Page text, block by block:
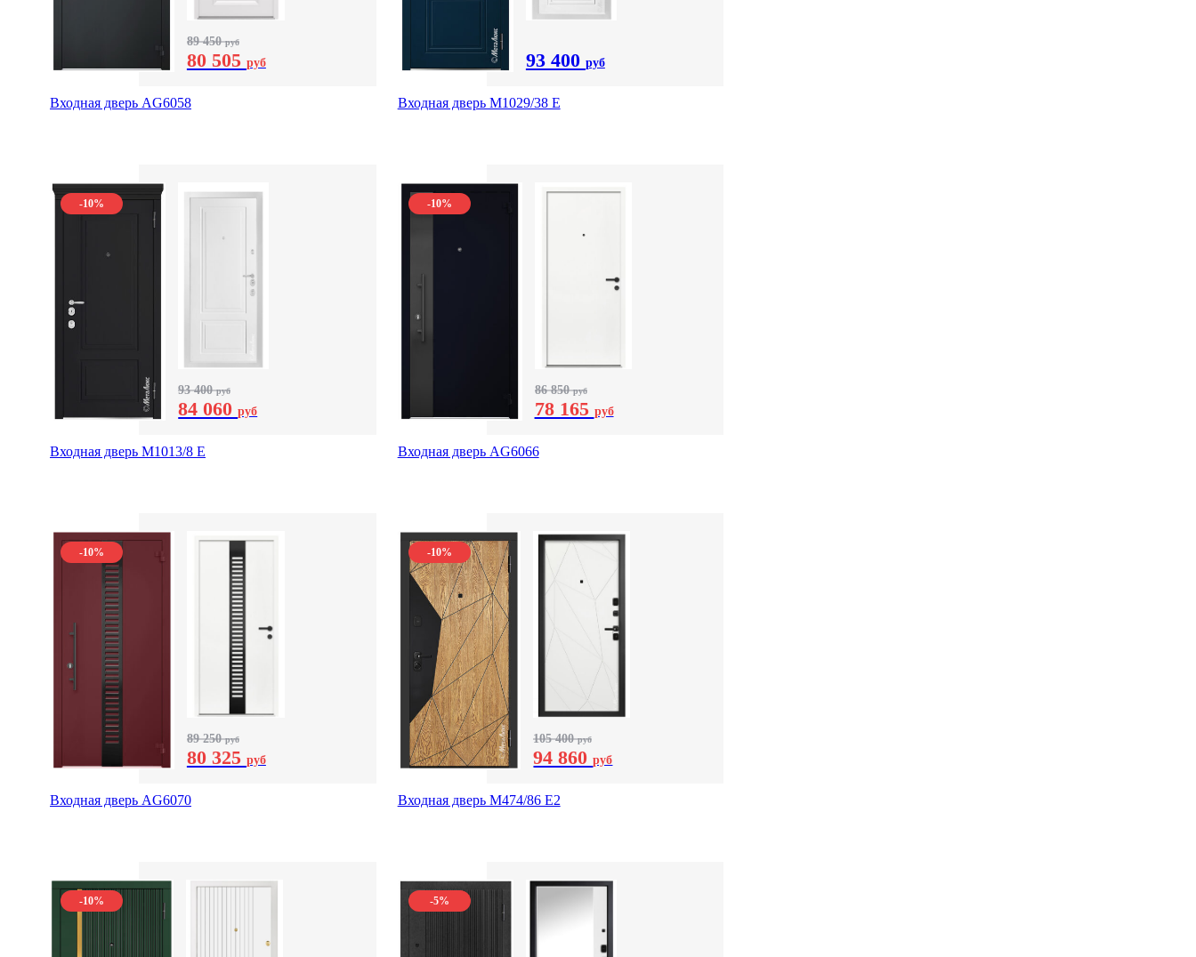
89 450руб
80 505 руб
Входная дверь AG6058
93 400 руб
Входная дверь М1029/38 E
-10%
93 400руб
84 060руб
Входная дверь М1013/8 E
-10%
86 850руб
78 165 руб
Входная дверь AG6066
-10%
89 250руб
80 325 руб
Входная дверь AG6070
-10%
105 400руб
94 860руб
Входная дверь М474/86 Е2
-10% -5%